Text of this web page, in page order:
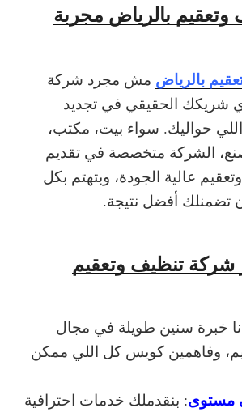
بالرياض مجربة
بالرياض مش مجرد شركة
شريكك الحقيقي في تجديد
حواليك. سواء بيت، مكتب،
الشركة متخصصة في تقديم
عالية الجودة، وبتهتم بكل
تضمنلك أفضل نتيجة.
شركة تنظيف وتعقيم
خبرة سنين طويلة في مجال
وفاهمين كويس كل اللي ممكن
مستوى: بنقدملك خدمات احترافية